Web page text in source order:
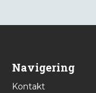
Navigering
Kontakt